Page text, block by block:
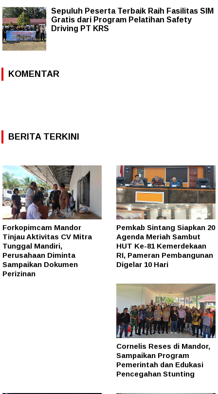
Sepuluh Peserta Terbaik Raih Fasilitas SIM
Gratis dari Program Pelatihan Safety
Driving PT KRS
KOMENTAR
BERITA TERKINI
Forkopimcam Mandor
Tinjau Aktivitas CV Mitra
Tunggal Mandiri,
Perusahaan Diminta
Sampaikan Dokumen
Perizinan
Pemkab Sintang Siapkan 20
Agenda Meriah Sambut
HUT Ke-81 Kemerdekaan
RI, Pameran Pembangunan
Digelar 10 Hari
Cornelis Reses di Mandor,
Sampaikan Program
Pemerintah dan Edukasi
Pencegahan Stunting